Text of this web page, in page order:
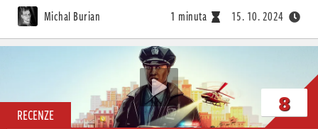
Michal Burian 1 minuta 15. 10. 2024
RECENZE 8